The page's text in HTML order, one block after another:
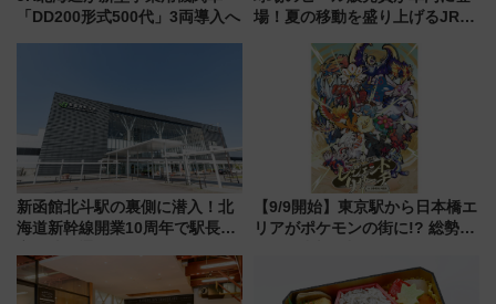
「DD200形式500代」3両導入へ
場！夏の移動を盛り上げるJR九
月7日限定 ソフトバンクホーク
スとコラボ
新函館北斗駅の裏側に潜入！北
海道新幹線開業10周年で駅長
ト 参加方法や体験内容を紹介
【9/9開始】東京駅から日本橋エ
リアがポケモンの街に!? 総勢
リサーチ」本格謎解き・グッズ
情報まとめ